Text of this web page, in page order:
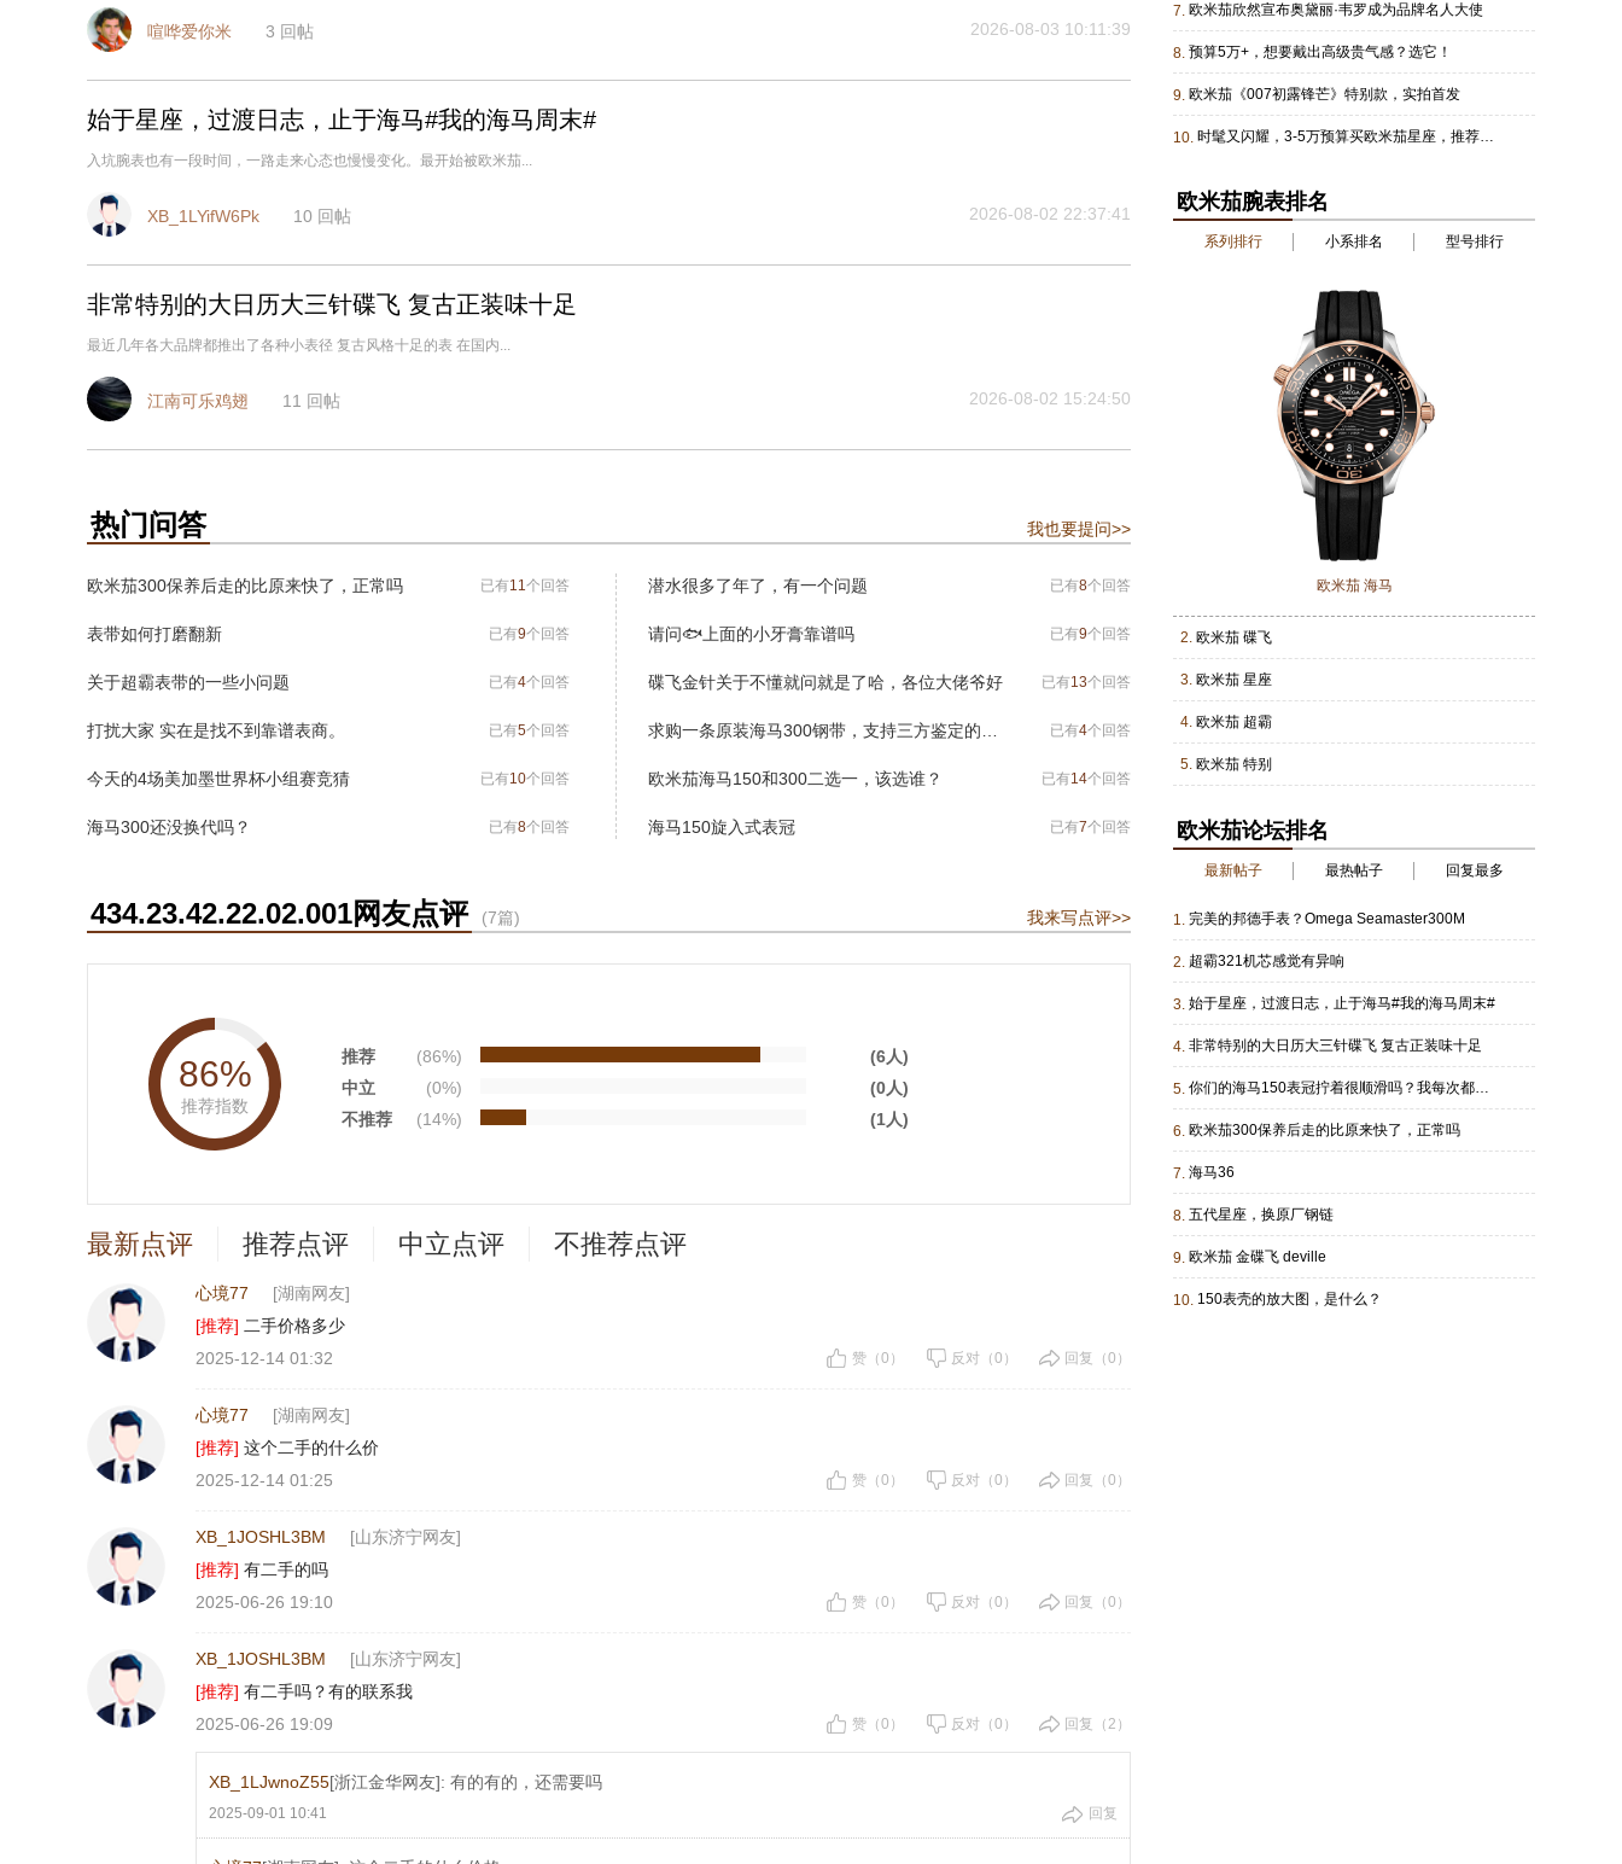
喧哗爱你米 3 回帖 2026-08-03 10:11:39
始于星座，过渡日志，止于海马#我的海马周末#
入坑腕表也有一段时间，一路走来心态也慢慢变化。最开始被欧米茄...
XB_1LYifW6Pk 10 回帖 2026-08-02 22:37:41
非常特别的大日历大三针碟飞 复古正装味十足
最近几年各大品牌都推出了各种小表径 复古风格十足的表 在国内...
江南可乐鸡翅 11 回帖 2026-08-02 15:24:50
热门问答 我也要提问>>
欧米茄300保养后走的比原来快了，正常吗 已有11个回答
表带如何打磨翻新 已有9个回答
关于超霸表带的一些小问题 已有4个回答
打扰大家 实在是找不到靠谱表商。 已有5个回答
今天的4场美加墨世界杯小组赛竞猜 已有10个回答
海马300还没换代吗？ 已有8个回答
潜水很多了年了，有一个问题 已有8个回答
请问🐟上面的小牙膏靠谱吗 已有9个回答
碟飞金针关于不懂就问就是了哈，各位大佬爷好 已有13个回答
已有4个回答
欧米茄海马150和300二选一，该选谁？ 已有14个回答
海马150旋入式表冠 已有7个回答
434.23.42.22.02.001网友点评 (7篇) 我来写点评>>
86%
推荐指数
推荐 (86%)
(6人)
中立
(0%)
(0人)
不推荐
(14%) (1人)
最新点评 推荐点评 中立点评 不推荐点评
心境77
[湖南网友]
[推荐] 二手价格多少
2025-12-14 01:32
赞（0） 反对（0） 回复（0）
心境77
[湖南网友]
[推荐] 这个二手的什么价
2025-12-14 01:25
赞（0） 反对（0） 回复（0）
XB_1JOSHL3BM
[山东济宁网友]
[推荐] 有二手的吗
2025-06-26 19:10
赞（0） 反对（0） 回复（0）
XB_1JOSHL3BM
[山东济宁网友]
[推荐] 有二手吗？有的联系我
2025-06-26 19:09
赞（0） 反对（0） 回复（2）
XB_1LJwnoZ55[浙江金华网友]: 有的有的，还需要吗
2025-09-01 10:41 回复
7. 欧米茄欣然宣布奥黛丽·韦罗成为品牌名人大使
8. 预算5万+，想要戴出高级贵气感？选它！
9. 欧米茄《007初露锋芒》特别款，实拍首发
10. 时髦又闪耀，3-5万预算买欧米茄星座，推荐这几款！
欧米茄腕表排名
系列排行 小系排名 型号排行
欧米茄 海马
2. 欧米茄 碟飞
3. 欧米茄 星座
4. 欧米茄 超霸
5. 欧米茄 特别
欧米茄论坛排名
最新帖子 最热帖子 回复最多
1. 完美的邦德手表？Omega Seamaster300M
2. 超霸321机芯感觉有异响
3. 始于星座，过渡日志，止于海马#我的海马周末#
4. 非常特别的大日历大三针碟飞 复古正装味十足
5. 你们的海马150表冠拧着很顺滑吗？我每次都不一定能拧准或者很痛苦的拧紧
6. 欧米茄300保养后走的比原来快了，正常吗
7. 海马36
8. 五代星座，换原厂钢链
9. 欧米茄 金碟飞 deville
10. 150表壳的放大图，是什么？